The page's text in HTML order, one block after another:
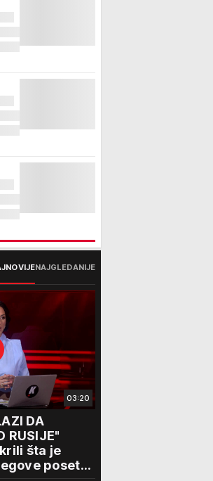
NAJGLEDANIJE
03:20
DA
RUSIJE"
šta je
posete